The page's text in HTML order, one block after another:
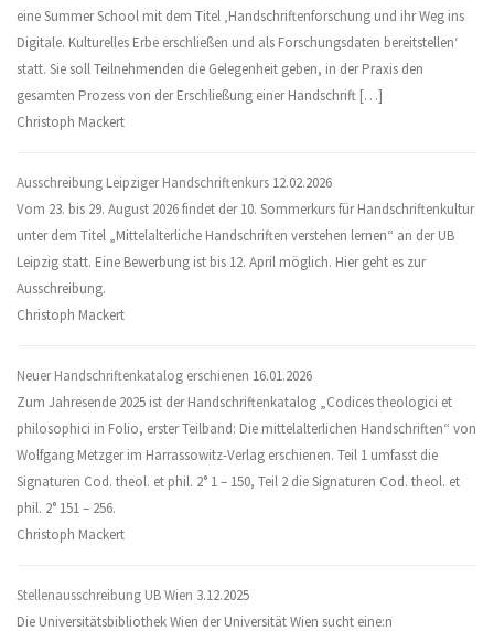
eine Summer School mit dem Titel ‚Handschriftenforschung und ihr Weg ins
Digitale. Kulturelles Erbe erschließen und als Forschungsdaten bereitstellen‘
statt. Sie soll Teilnehmenden die Gelegenheit geben, in der Praxis den
gesamten Prozess von der Erschließung einer Handschrift […]
Christoph Mackert
Ausschreibung Leipziger Handschriftenkurs 12.02.2026
Vom 23. bis 29. August 2026 findet der 10. Sommerkurs für Handschriftenkultur
unter dem Titel „Mittelalterliche Handschriften verstehen lernen“ an der UB
Leipzig statt. Eine Bewerbung ist bis 12. April möglich. Hier geht es zur
Ausschreibung.
Christoph Mackert
Neuer Handschriftenkatalog erschienen 16.01.2026
Zum Jahresende 2025 ist der Handschriftenkatalog „Codices theologici et
philosophici in Folio, erster Teilband: Die mittelalterlichen Handschriften“ von
Wolfgang Metzger im Harrassowitz-Verlag erschienen. Teil 1 umfasst die
Signaturen Cod. theol. et phil. 2° 1 – 150, Teil 2 die Signaturen Cod. theol. et
phil. 2° 151 – 256.
Christoph Mackert
Stellenausschreibung UB Wien 3.12.2025
Die Universitätsbibliothek Wien der Universität Wien sucht eine:n